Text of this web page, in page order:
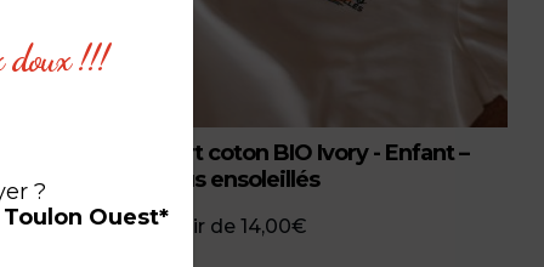
T-shirt coton BIO Ivory - Enfant –
Bisous ensoleillés
à partir de14,00€
doux !!!
?
Ouest*